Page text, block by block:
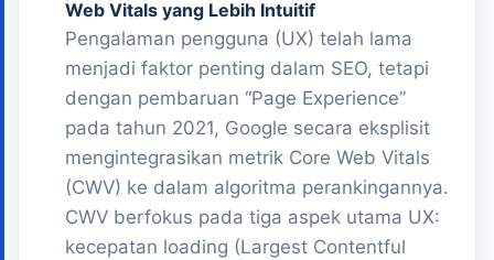
Web Vitals yang Lebih Intuitif
Pengalaman pengguna (UX) telah lama
menjadi faktor penting dalam SEO, tetapi
dengan pembaruan “Page Experience”
pada tahun 2021, Google secara eksplisit
mengintegrasikan metrik Core Web Vitals
(CWV) ke dalam algoritma perankingannya.
CWV berfokus pada tiga aspek utama UX:
kecepatan loading (Largest Contentful